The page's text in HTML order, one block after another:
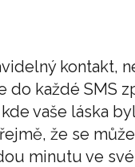
kontakt,
každé SMS
vaše láska
že se
minutu ve